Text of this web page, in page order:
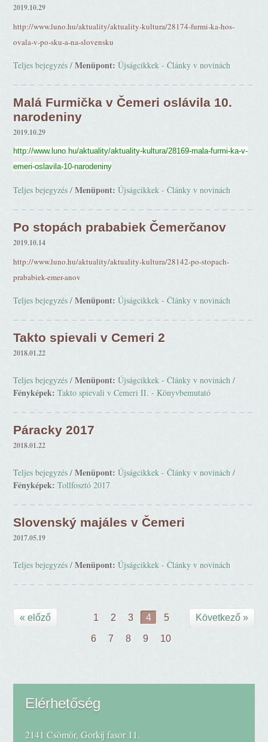
2019.10.29
http://www.luno.hu/aktuality/aktuality-kultura/28174-furmi-ka-hos-
ovala-v-po-sku-a-na-slovensku
Teljes bejegyzés /Menüpont: Újságcikkek - Články v novinách
Malá Furmička v Čemeri oslávila 10.
narodeniny
2019.10.29
http://www.luno.hu/aktuality/aktuality-kultura/28169-mala-furmi-ka-v-
emeri-oslavila-10-narodeniny
Teljes bejegyzés /Menüpont: Újságcikkek - Články v novinách
Po stopách prababiek Čemerčanov
2019.10.14
http://www.luno.hu/aktuality/aktuality-kultura/28142-po-stopach-
prababiek-emer-anov
Teljes bejegyzés /Menüpont: Újságcikkek - Články v novinách
Takto spievali v Cemeri 2
2018.01.22
Teljes bejegyzés /Menüpont: Újságcikkek - Články v novinách /
Fényképek: Takto spievali v Cemeri II. - Könyvbemutató
Páracky 2017
2018.01.22
Teljes bejegyzés /Menüpont: Újságcikkek - Články v novinách /
Fényképek: Tollfosztó 2017
Slovenský majáles v Čemeri
2017.05.19
Teljes bejegyzés /Menüpont: Újságcikkek - Články v novinách
« előző 1 2 3 4 5
6 7 8 9 10
Következő »
Elérhetőség
2141 Csömör, Gorkij fasor 11.